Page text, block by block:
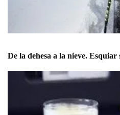
De la dehesa a la nieve.